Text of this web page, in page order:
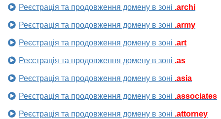
Реєстрація та продовження домену в зоні .archi
Реєстрація та продовження домену в зоні .army
Реєстрація та продовження домену в зоні .art
Реєстрація та продовження домену в зоні .as
Реєстрація та продовження домену в зоні .asia
Реєстрація та продовження домену в зоні .associates
Реєстрація та продовження домену в зоні .attorney